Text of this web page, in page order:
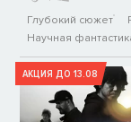
Глубокий сюжет
Научная
АКЦИЯ ДО 13.08